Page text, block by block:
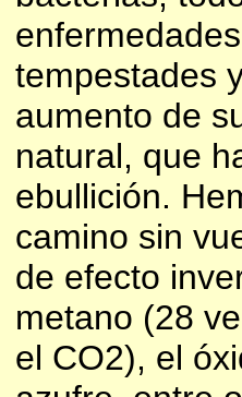
tempestades
aumento de
natural, que
ebullición.
camino sin
de efecto
metano (28
el CO2), el